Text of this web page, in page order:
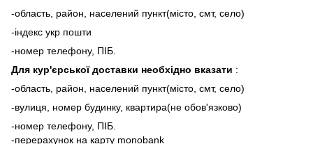
-область, район, населений пункт(місто, смт, село)
-індекс укр пошти
-номер телефону, ПІБ.
Для кур'єрської доставки необхідно вказати :
-область, район, населений пункт(місто, смт, село)
-вулиця, номер будинку, квартира(не обов'язково)
-номер телефону, ПІБ.
-перерахунок на карту monobank